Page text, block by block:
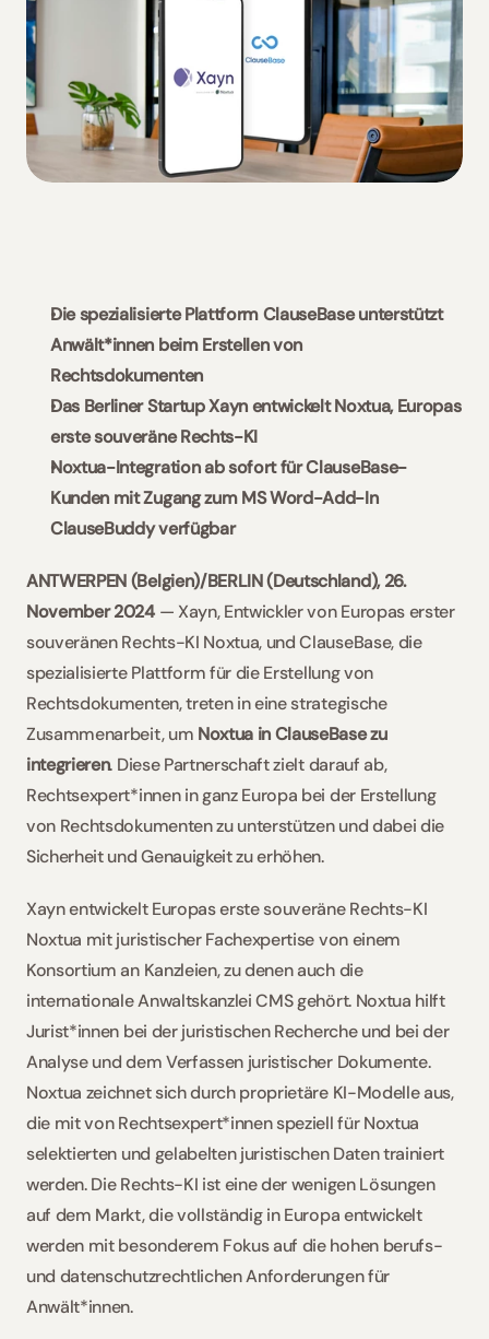
Die spezialisierte Plattform ClauseBase unterstützt
Anwält*innen beim Erstellen von
Rechtsdokumenten
Das Berliner Startup Xayn entwickelt Noxtua, Europas
erste souveräne Rechts-KI
Noxtua-Integration ab sofort für ClauseBase-
Kunden mit Zugang zum MS Word-Add-In
ClauseBuddy verfügbar
ANTWERPEN (Belgien)/BERLIN (Deutschland), 26.
November 2024 — Xayn, Entwickler von Europas erster
souveränen Rechts-KI Noxtua, und ClauseBase, die
spezialisierte Plattform für die Erstellung von
Rechtsdokumenten, treten in eine strategische
Zusammenarbeit, um Noxtua in ClauseBase zu
integrieren. Diese Partnerschaft zielt darauf ab,
Rechtsexpert*innen in ganz Europa bei der Erstellung
von Rechtsdokumenten zu unterstützen und dabei die
Sicherheit und Genauigkeit zu erhöhen.
Xayn entwickelt Europas erste souveräne Rechts-KI
Noxtua mit juristischer Fachexpertise von einem
Konsortium an Kanzleien, zu denen auch die
internationale Anwaltskanzlei CMS gehört. Noxtua hilft
Jurist*innen bei der juristischen Recherche und bei der
Analyse und dem Verfassen juristischer Dokumente.
Noxtua zeichnet sich durch proprietäre KI-Modelle aus,
die mit von Rechtsexpert*innen speziell für Noxtua
selektierten und gelabelten juristischen Daten trainiert
werden. Die Rechts-KI ist eine der wenigen Lösungen
auf dem Markt, die vollständig in Europa entwickelt
werden mit besonderem Fokus auf die hohen berufs-
und datenschutzrechtlichen Anforderungen für
Anwält*innen.
Slowakei / Beck-Noxtua
Bulgarien / Ciela-Noxtua
Schweden / Blendow-Noxtua